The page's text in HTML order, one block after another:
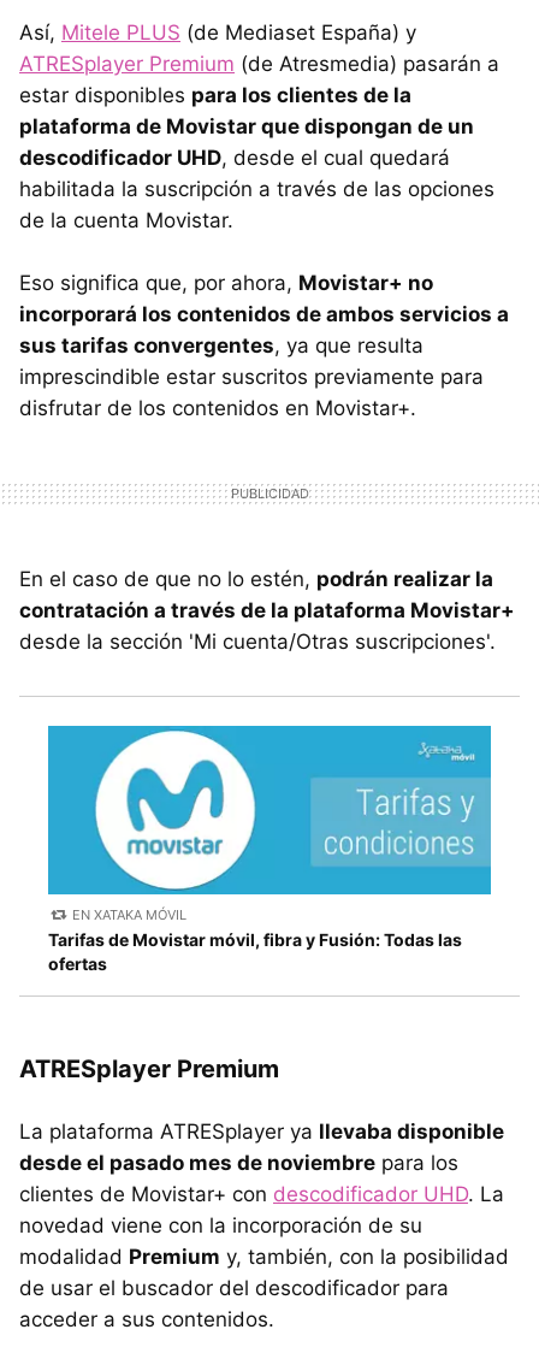
Así, Mitele PLUS (de Mediaset España) y
ATRESplayer Premium (de Atresmedia) pasarán a
estar disponibles para los clientes de la
plataforma de Movistar que dispongan de un
descodificador UHD, desde el cual quedará
habilitada la suscripción a través de las opciones
de la cuenta Movistar.
Eso significa que, por ahora, Movistar+ no
incorporará los contenidos de ambos servicios a
sus tarifas convergentes, ya que resulta
imprescindible estar suscritos previamente para
disfrutar de los contenidos en Movistar+.
En el caso de que no lo estén, podrán realizar la
contratación a través de la plataforma Movistar+
desde la sección 'Mi cuenta/Otras suscripciones'.
EN XATAKA MÓVIL
Tarifas de Movistar móvil, fibra y Fusión: Todas las
ofertas
ATRESplayer Premium
La plataforma ATRESplayer ya llevaba disponible
desde el pasado mes de noviembre para los
clientes de Movistar+ con descodificador UHD. La
novedad viene con la incorporación de su
modalidad Premium y, también, con la posibilidad
de usar el buscador del descodificador para
acceder a sus contenidos.